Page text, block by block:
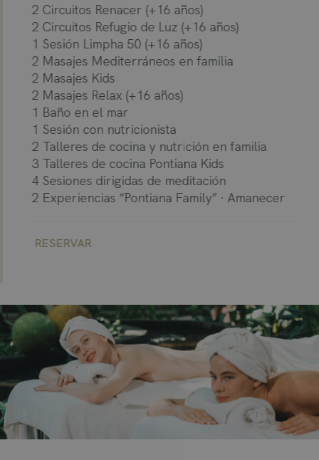
2 Circuitos Renacer (+16 años)
2 Circuitos Refugio de Luz (+16 años)
1 Sesión Limpha 50 (+16 años)
2 Masajes Mediterráneos en familia
2 Masajes Kids
2 Masajes Relax (+16 años)
1 Baño en el mar
1 Sesión con nutricionista
2 Talleres de cocina y nutrición en familia
3 Talleres de cocina Pontiana Kids
4 Sesiones dirigidas de meditación
2 Experiencias “Pontiana Family” · Amanecer
RESERVAR